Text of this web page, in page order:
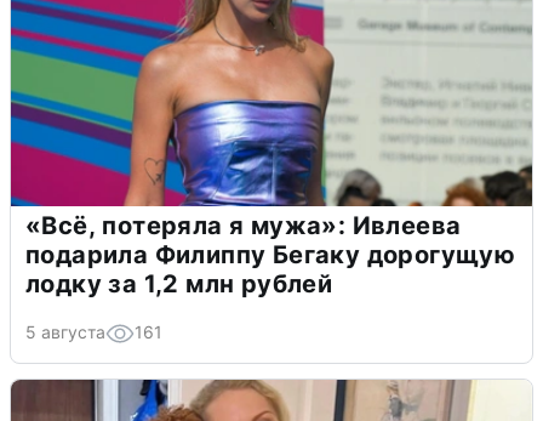
«Всё, потеряла я мужа»: Ивлеева
подарила Филиппу Бегаку дорогущую
лодку за 1,2 млн рублей
5 августа 161